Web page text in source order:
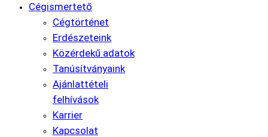
Cégismertető
Cégtörténet
Erdészeteink
Közérdekű adatok
Tanúsítványaink
Ajánlattételi
felhívások
Karrier
Kapcsolat